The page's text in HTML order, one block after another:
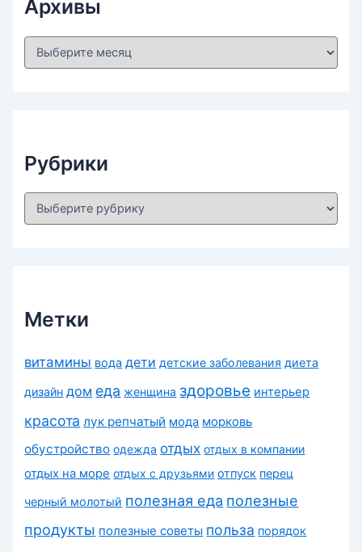
Архивы
А
Рубрики
Р
Метки
витамины вода дети детские заболевания диета
дизайн дом еда женщина здоровье интерьер
красота лук репчатый мода морковь
обустройство одежда отдых отдых в компании
отдых на море отдых с друзьями отпуск перец
черный молотый полезная еда полезные
продукты полезные советы польза порядок